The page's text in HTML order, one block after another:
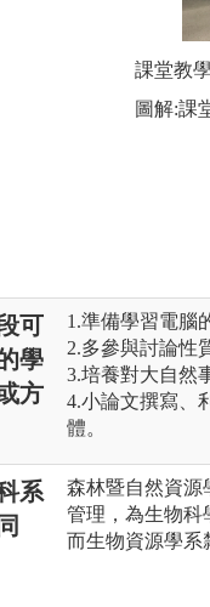
課堂教
圖解:課
可
學
方
1.準備學習電腦
2.多參與討論性
3.培養對大自然
4.小論文撰寫、
體。
系
森林暨自然資源
管理，為生物科
而生物資源學系